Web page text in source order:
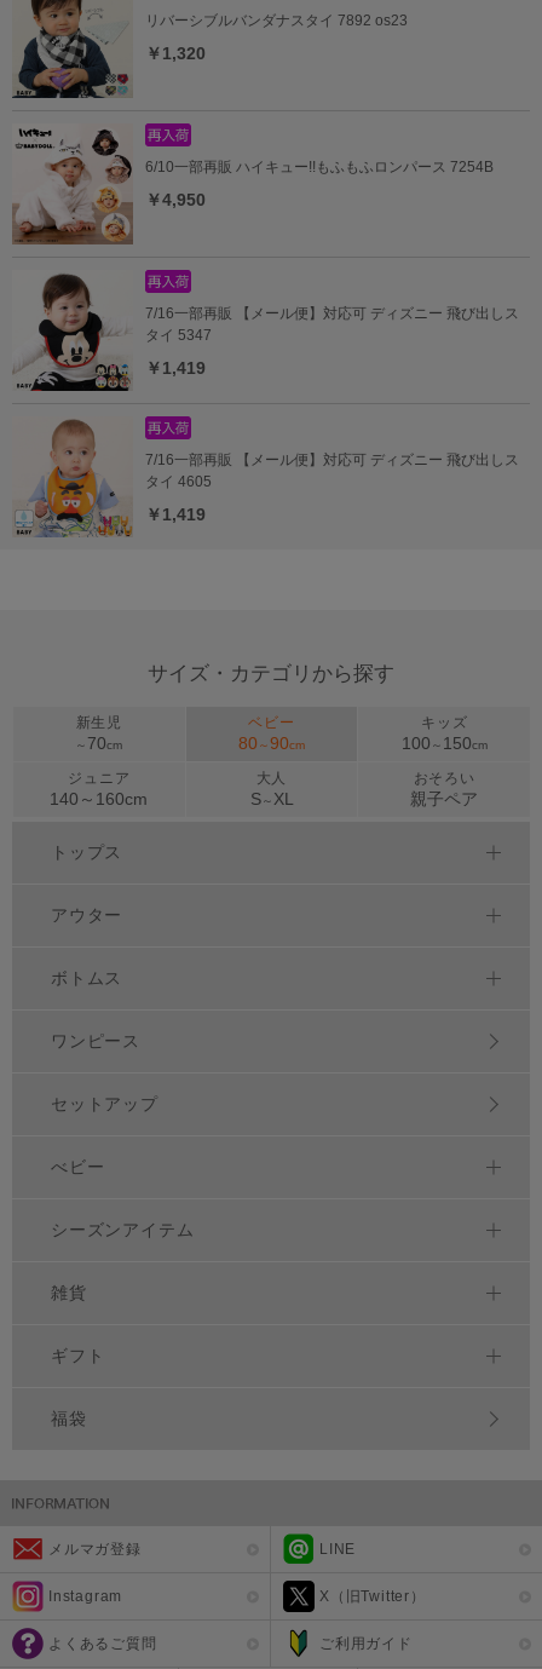
リバーシブルバンダナスタイ 7892 os23
￥1,320
6/10一部再販 ハイキュー!!もふもふロンパース 7254B
￥4,950
7/16一部再販 【メール便】対応可 ディズニー 飛び出しス
タイ 5347
￥1,419
7/16一部再販 【メール便】対応可 ディズニー 飛び出しス
タイ 4605
￥1,419
サイズ・カテゴリから探す
新生児
～ 70cm
ベビー
80 ～90cm
キッズ
100 ～ 150cm
ジュニア
140～ 160cm
大人
S～ XL
おそろい
親子ペア
トップス
アウター
ボトムス
ワンピース
セットアップ
べビー
シーズンアイテム
雑貨
ギフト
福袋
メルマガ登録 LINE
Instagram X（旧Twitter）
よくあるご質問 ご利用ガイド